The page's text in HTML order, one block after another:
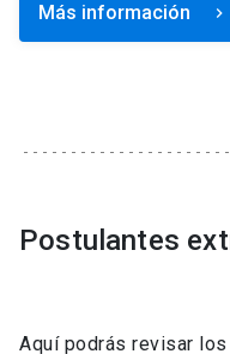
Más información keyboard_arrow_right
Postulantes
Aquí podrás revisar